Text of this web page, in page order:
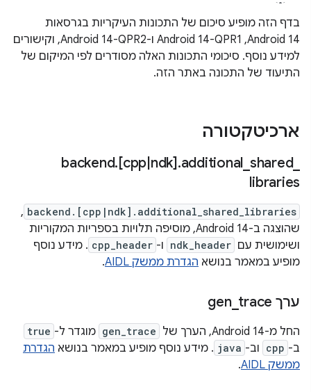
בדף הזה מופיע סיכום של התכונות העיקריות בגרסאות
Android 14,‏ Android 14-QPR1 ו-Android 14-QPR2, וקישורים
למידע נוסף. סיכומי התכונות האלה מסודרים לפי המיקום של
התיעוד של התכונה באתר הזה.
ארכיטקטורה
backend. [cpp |ndk].additional _shared
libraries
backend.[cpp|ndk].additional_shared_libraries
שהוצגה ב-Android 14, מוסיפה תלויות בספריות המקוריות
ושימושית עם ndk_header ו- cpp_header . מידע נוסף
מופיע במאמר בנושא הגדרת ממשק AIDL .
ערך gen _trace
החל מ-Android 14, הערך של gen_trace מוגדר ל- true
ב- cpp וב- java . מידע נוסף מופיע במאמר בנושא הגדרת
ממשק AIDL
.